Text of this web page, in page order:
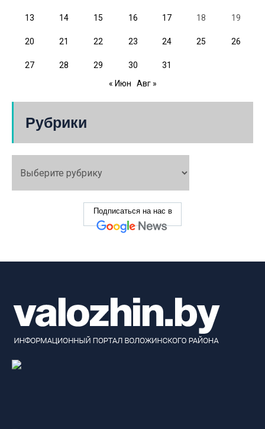
13 14 15 16 17 18 19
20 21 22 23 24 25 26
27 28 29 30
31
« Июн
Авг »
Рубрики
Подписаться на нас в